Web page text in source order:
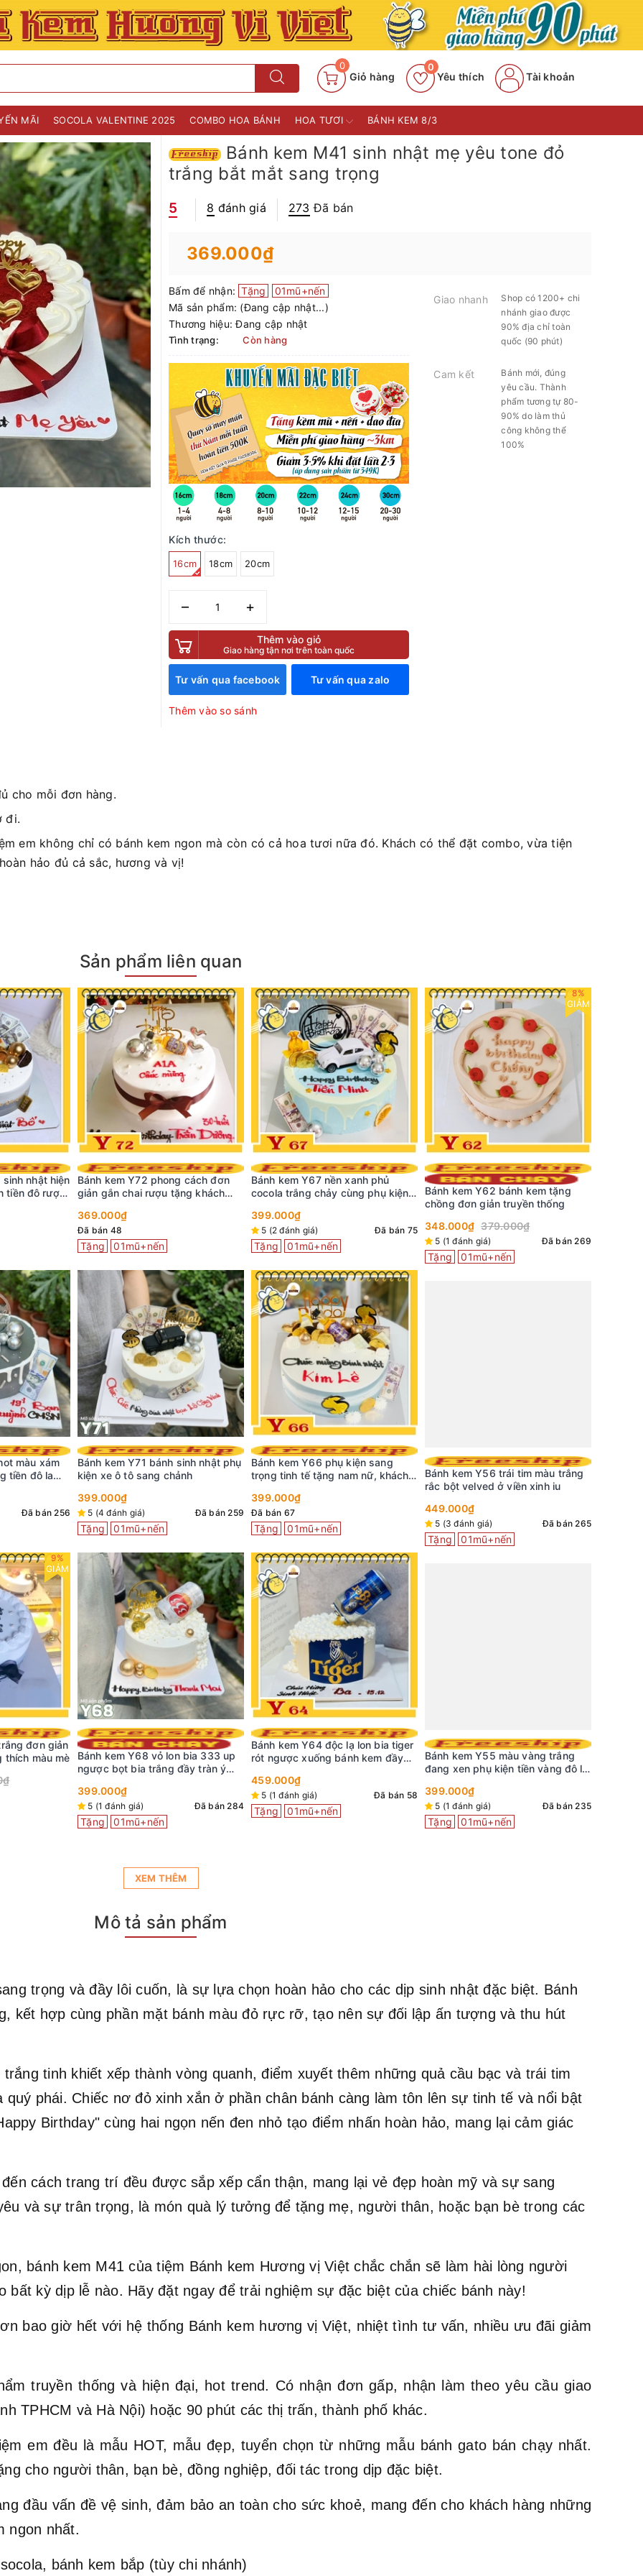
0
Giỏ hàng Yêu thích
0
Tài khoản
MÃI SOCOLA VALENTINE 2025 COMBO HOA BÁNH HOA TƯƠI BÁNH KEM 8/3
Bánh kem M41 sinh nhật mẹ yêu tone đỏ
trắng bắt mắt sang trọng
5 8 đánh giá 273 Đã bán
369.000₫
Bấm để nhận: Tặng
01mũ+nến
Mã sản phẩm: (Đang cập nhật...)
Thương hiệu: Đang cập nhật
Tình trạng: Còn hàng
Kích thước:
16cm 18cm 20cm
– +
Thêm vào giỏ
Giao hàng tận nơi trên toàn quốc
Tư vấn qua facebook Tư vấn qua zalo
Thêm vào so sánh
Giao nhanh
Shop có 1200+ chi
nhánh giao được
90% địa chỉ toàn
quốc (90 phút)
Cam kết
Bánh mới, đúng
yêu cầu. Thành
phẩm tương tự 80-
90% do làm thủ
công không thể
100%
cho mỗi đơn hàng.
đi.
em không chỉ có bánh kem ngon mà còn có cả hoa tươi nữa đó. Khách có thể đặt combo, vừa tiện
hảo đủ cả sắc, hương và vị!
Sản phẩm liên quan
nhật hiện
tiền đô rượu
màu xám
tiền đô la
Đã bán 256
9%
GIẢM
đơn giản
thích màu mè
Bánh kem Y72 phong cách đơn
giản gắn chai rượu tặng khách
369.000₫
Đã bán 48
Tặng 01mũ+nến
Bánh kem Y71 bánh sinh nhật phụ
kiện xe ô tô sang chảnh
399.000₫
5 (4 đánh giá) Đã bán 259
Tặng 01mũ+nến
Bánh kem Y68 vỏ lon bia 333 up
ngược bọt bia trắng đầy tràn ý
399.000₫
5 (1 đánh giá) Đã bán 284
Tặng 01mũ+nến
Bánh kem Y67 nền xanh phủ
cocola trắng chảy cùng phụ kiện
399.000₫
5 (2 đánh giá) Đã bán 75
Tặng 01mũ+nến
Bánh kem Y66 phụ kiện sang
trọng tinh tế tặng nam nữ, khách
399.000₫
Đã bán 67
Tặng 01mũ+nến
Bánh kem Y64 độc lạ lon bia tiger
rót ngược xuống bánh kem đầy
459.000₫
5 (1 đánh giá) Đã bán 58
Tặng 01mũ+nến
8%
GIẢM
Bánh kem Y62 bánh kem tặng
chồng đơn giản truyền thống
348.000₫ 379.000₫
5 (1 đánh giá) Đã bán 269
Tặng 01mũ+nến
Bánh kem Y56 trái tim màu trắng
rắc bột velved ở viền xinh iu
449.000₫
5 (3 đánh giá) Đã bán 265
Tặng 01mũ+nến
Bánh kem Y55 màu vàng trắng
đang xen phụ kiện tiền vàng đô la
399.000₫
5 (1 đánh giá) Đã bán 235
Tặng 01mũ+nến
XEM THÊM
Mô tả sản phẩm
trọng và đầy lôi cuốn, là sự lựa chọn hoàn hảo cho các dịp sinh nhật đặc biệt. Bánh
kết hợp cùng phần mặt bánh màu đỏ rực rỡ, tạo nên sự đối lập ấn tượng và thu hút
tinh khiết xếp thành vòng quanh, điểm xuyết thêm những quả cầu bạc và trái tim
phái. Chiếc nơ đỏ xinh xắn ở phần chân bánh càng làm tôn lên sự tinh tế và nổi bật
Birthday" cùng hai ngọn nến đen nhỏ tạo điểm nhấn hoàn hảo, mang lại cảm giác
cách trang trí đều được sắp xếp cẩn thận, mang lại vẻ đẹp hoàn mỹ và sự sang
và sự trân trọng, là món quà lý tưởng để tặng mẹ, người thân, hoặc bạn bè trong các
bánh kem M41 của tiệm Bánh kem Hương vị Việt chắc chắn sẽ làm hài lòng người
bất kỳ dịp lễ nào. Hãy đặt ngay để trải nghiệm sự đặc biệt của chiếc bánh này!
bao giờ hết với hệ thống Bánh kem hương vị Việt, nhiệt tình tư vấn, nhiều ưu đãi giảm
truyền thống và hiện đại, hot trend. Có nhận đơn gấp, nhận làm theo yêu cầu giao
TPHCM và Hà Nội) hoặc 90 phút các thị trấn, thành phố khác.
em đều là mẫu HOT, mẫu đẹp, tuyển chọn từ những mẫu bánh gato bán chạy nhất.
cho người thân, bạn bè, đồng nghiệp, đối tác trong dịp đặc biệt.
đầu vấn đề vệ sinh, đảm bảo an toàn cho sức khoẻ, mang đến cho khách hàng những
ngon nhất.
bánh kem bắp (tùy chi nhánh)